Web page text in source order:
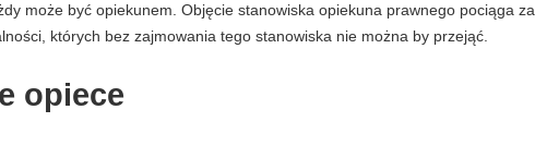
może być opiekunem. Objęcie stanowiska opiekuna prawnego pociąga za
których bez zajmowania tego stanowiska nie można by przejąć.
opiece